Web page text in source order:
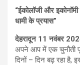
“ईकोलॉजी और
धामी के प्रयास”
देहरादून 11 नवंबर
अपने आप में एक चुनौती
दिनों – दिन बढ़ रहा